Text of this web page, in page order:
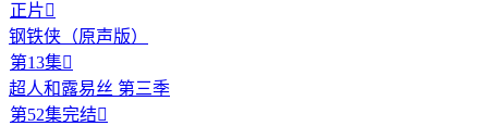
正片
钢铁侠（原声版）
第13集
超人和露易丝 第三季
第52集完结